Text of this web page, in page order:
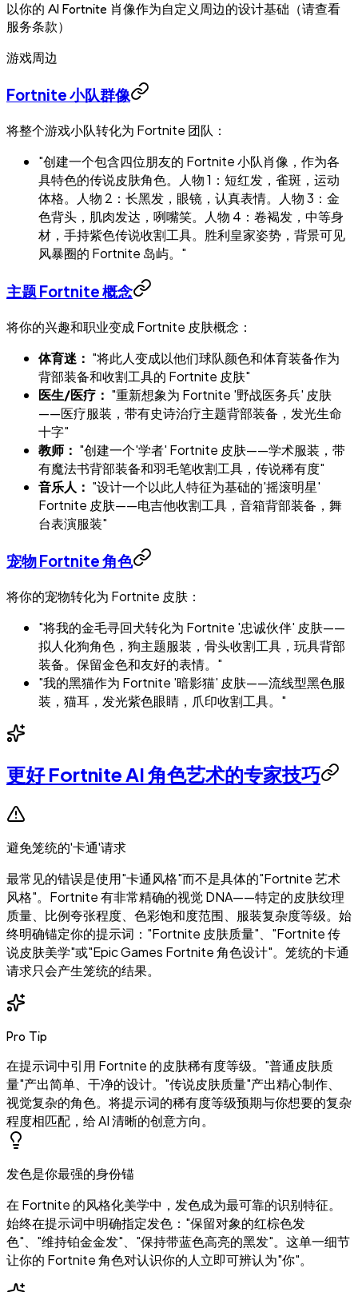
以你的 AI Fortnite 肖像作为自定义周边的设计基础（请查看
服务条款）
游戏周边
Fortnite 小队群像
将整个游戏小队转化为 Fortnite 团队：
"创建一个包含四位朋友的 Fortnite 小队肖像，作为各
具特色的传说皮肤角色。人物 1：短红发，雀斑，运动
体格。人物 2：长黑发，眼镜，认真表情。人物 3：金
色背头，肌肉发达，咧嘴笑。人物 4：卷褐发，中等身
材，手持紫色传说收割工具。胜利皇家姿势，背景可见
风暴圈的 Fortnite 岛屿。"
主题 Fortnite 概念
将你的兴趣和职业变成 Fortnite 皮肤概念：
体育迷： "将此人变成以他们球队颜色和体育装备作为
背部装备和收割工具的 Fortnite 皮肤"
医生/医疗： "重新想象为 Fortnite '野战医务兵' 皮肤
——医疗服装，带有史诗治疗主题背部装备，发光生命
十字"
教师： "创建一个'学者' Fortnite 皮肤——学术服装，带
有魔法书背部装备和羽毛笔收割工具，传说稀有度"
音乐人： "设计一个以此人特征为基础的'摇滚明星'
Fortnite 皮肤——电吉他收割工具，音箱背部装备，舞
台表演服装"
宠物 Fortnite 角色
将你的宠物转化为 Fortnite 皮肤：
"将我的金毛寻回犬转化为 Fortnite '忠诚伙伴' 皮肤——
拟人化狗角色，狗主题服装，骨头收割工具，玩具背部
装备。保留金色和友好的表情。"
"我的黑猫作为 Fortnite '暗影猫' 皮肤——流线型黑色服
装，猫耳，发光紫色眼睛，爪印收割工具。"
更好 Fortnite AI 角色艺术的专家技巧
避免笼统的'卡通'请求
最常见的错误是使用"卡通风格"而不是具体的"Fortnite 艺术
风格"。Fortnite 有非常精确的视觉 DNA——特定的皮肤纹理
质量、比例夸张程度、色彩饱和度范围、服装复杂度等级。始
终明确锚定你的提示词："Fortnite 皮肤质量"、"Fortnite 传
说皮肤美学"或"Epic Games Fortnite 角色设计"。笼统的卡通
请求只会产生笼统的结果。
Pro Tip
在提示词中引用 Fortnite 的皮肤稀有度等级。"普通皮肤质
量"产出简单、干净的设计。"传说皮肤质量"产出精心制作、
视觉复杂的角色。将提示词的稀有度等级预期与你想要的复杂
程度相匹配，给 AI 清晰的创意方向。
发色是你最强的身份锚
在 Fortnite 的风格化美学中，发色成为最可靠的识别特征。
始终在提示词中明确指定发色："保留对象的红棕色发
色"、"维持铂金金发"、"保持带蓝色高亮的黑发"。这单一细节
让你的 Fortnite 角色对认识你的人立即可辨认为"你"。